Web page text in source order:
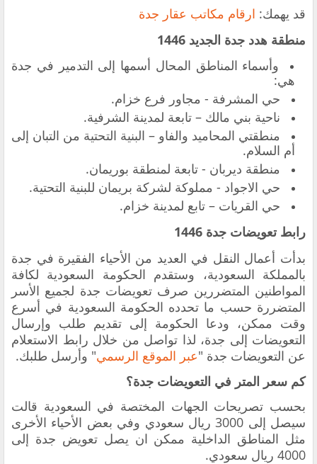
قد يهمك: ارقام مكاتب عقار جدة
منطقة هدد جدة الجديد 1446
وأسماء المناطق المحال أسمها إلى التدمير في جدة
هي:
حي المشرفة - مجاور فرع خزام.
ناحية بني مالك – تابعة لمدينة الشرفية.
منطقتي المحاميد والفاو – البنية التحتية من التبان إلى
أم السلام.
منطقة ديربان - تابعة لمنطقة بوريمان.
حي الاجواد - مملوكة لشركة بريمان للبنية التحتية.
حي القريات – تابع لمدينة خزام.
رابط تعويضات جدة 1446
بدأت أعمال النقل في العديد من الأحياء الفقيرة في جدة
بالمملكة السعودية، وستقدم الحكومة السعودية لكافة
المواطنين المتضررين صرف تعويضات جدة لجميع الأسر
المتضررة حسب ما تحدده الحكومة السعودية في أسرع
وقت ممكن، ودعا الحكومة إلى تقديم طلب وإرسال
التعويضات إلى جدة، لذا تواصل من خلال رابط الاستعلام
عن التعويضات جدة "عبر الموقع الرسمي" وأرسل طلبك.
كم سعر المتر في التعويضات جدة؟
بحسب تصريحات الجهات المختصة في السعودية قالت
سيصل إلى 3000 ريال سعودي وفي بعض الأحياء الأخرى
مثل المناطق الداخلية ممكن ان يصل تعويض جدة إلى
4000 ريال سعودي.